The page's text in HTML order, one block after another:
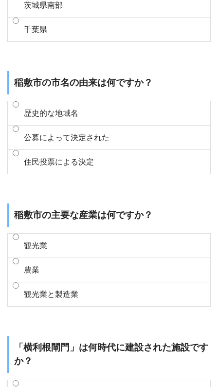
茨城県南部
千葉県
稲敷市の市名の由来は何ですか？
歴史的な地域名
公募によって決定された
住民投票による決定
稲敷市の主要な産業は何ですか？
観光業
農業
観光業と製造業
「横利根閘門」は何時代に建設された施設です
か？